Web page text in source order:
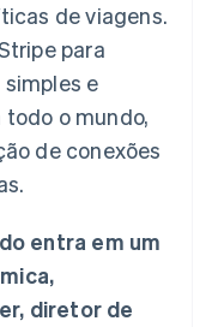
de viagens.
para
e
o mundo,
de conexões
entra em um
diretor de